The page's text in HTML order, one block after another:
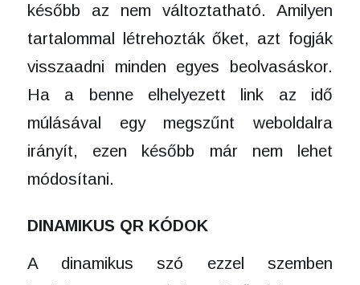
később az nem változtatható. Amilyen
tartalommal létrehozták őket, azt fogják
visszaadni minden egyes beolvasáskor.
Ha a benne elhelyezett link az idő
múlásával egy megszűnt weboldalra
irányít, ezen később már nem lehet
módosítani.
DINAMIKUS QR KÓDOK
A dinamikus szó ezzel szemben